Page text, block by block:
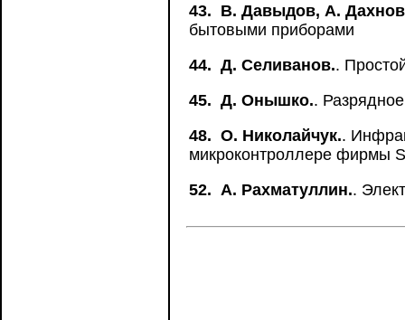
43. В. Давыдов, А.
бытовыми приборами
44. Д. Селиванов..
45. Д. Онышко..
48. О. Николайчук..
микроконтроллере фирмы
52. А. Рахматуллин..